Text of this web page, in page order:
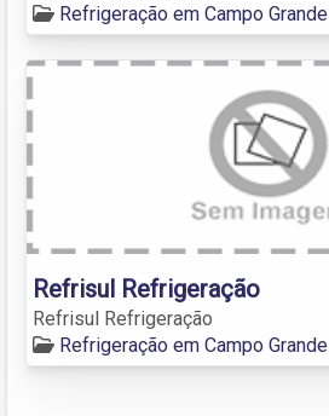
Refrigeração em Campo Grande
Refrisul Refrigeração
Refrisul Refrigeração
Refrigeração em Campo Grande